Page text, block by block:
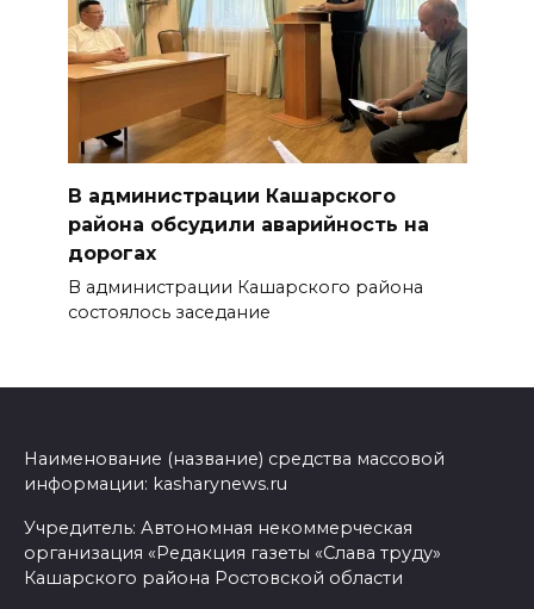
В администрации Кашарского
района обсудили аварийность на
дорогах
В администрации Кашарского района
состоялось заседание
Наименование (название) средства массовой
информации: kasharynews.ru
Учредитель: Автономная некоммерческая
организация «Редакция газеты «Слава труду»
Кашарского района Ростовской области